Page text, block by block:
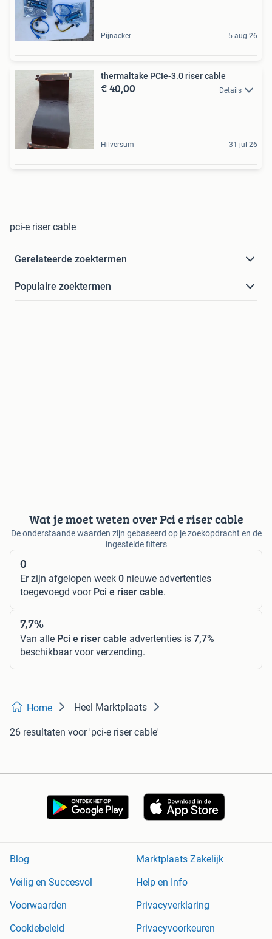
Pijnacker 5 aug 26
thermaltake PCIe-3.0 riser cable
€ 40,00 Details
Hilversum 31 jul 26
pci-e riser cable
Gerelateerde zoektermen
Populaire zoektermen
Wat je moet weten over Pci e riser cable
De onderstaande waarden zijn gebaseerd op je zoekopdracht en de
ingestelde filters
0
Er zijn afgelopen week 0 nieuwe advertenties
toegevoegd voor Pci e riser cable.
7,7%
Van alle Pci e riser cable advertenties is 7,7%
beschikbaar voor verzending.
Home Heel Marktplaats
26 resultaten voor 'pci-e riser cable'
Blog
Marktplaats Zakelijk
Veilig en Succesvol
Help en Info
Voorwaarden
Privacyverklaring
Cookiebeleid
Privacyvoorkeuren